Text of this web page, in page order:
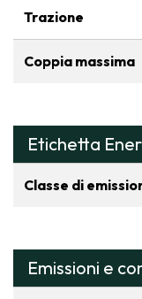
Trazione
Coppia massima
Etichetta
Classe di
Emissioni e